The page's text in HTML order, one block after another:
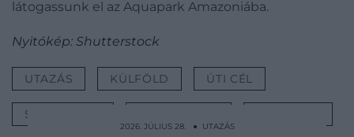
látogassunk el az Aquapark Amazoniába.
Nyitókép: Shutterstock
UTAZÁS KÜLFÖLD ÚTI CÉL
SZABADSÁG
2026. JÚLIUS 28. ● UTAZÁS